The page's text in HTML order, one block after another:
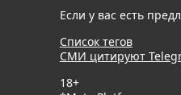
Если у вас есть
Список тегов
СМИ цитируют
18+